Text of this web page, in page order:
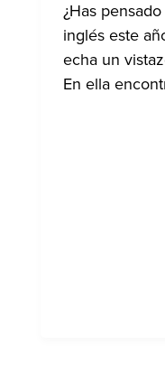
¿Has
inglés este
echa un
En ella